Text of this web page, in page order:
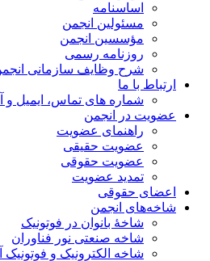
اساسنامه
مسئولین انجمن
مؤسسین انجمن
روزنامه رسمی
شرح وظایف سازمانی انجمن
ارتباط با ما
شماره های تماس، ایمیل و
عضویت در انجمن
راهنمای عضویت
عضویت حقیقی
عضویت حقوقی
تمدید عضویت
اعضای حقوقی
شاخه‌های انجمن
شاخۀ بانوان در فوتونیک
شاخه صنعتی نور فناوران
شاخه‌ الکترونیک و فوتونیک